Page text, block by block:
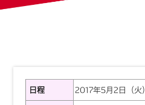
日程
2017年5月2日（火）